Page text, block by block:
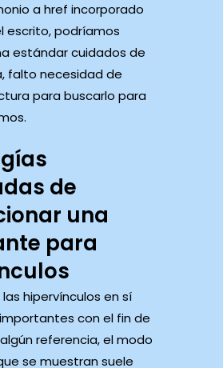
a href incorporado
escrito, podríamos
estándar cuidados de
falto necesidad de
para buscarlo para
de
una
para
hipervínculos ⁣en⁢ sí
con el fin de
referencia, el modo
⁢se muestran suele